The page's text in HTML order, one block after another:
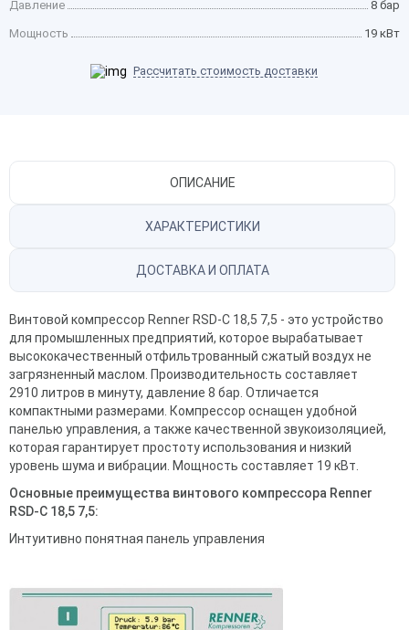
Давление 8 бар
Мощность 19 кВт
Рассчитать стоимость доставки
ОПИСАНИЕ
ХАРАКТЕРИСТИКИ
ДОСТАВКА И ОПЛАТА
Винтовой компрессор Renner RSD-C 18,5 7,5 - это устройство
для промышленных предприятий, которое вырабатывает
высококачественный отфильтрованный сжатый воздух не
загрязненный маслом. Производительность составляет
2910 литров в минуту, давление 8 бар. Отличается
компактными размерами. Компрессор оснащен удобной
панелью управления, а также качественной звукоизоляцией,
которая гарантирует простоту использования и низкий
уровень шума и вибрации. Мощность составляет 19 кВт.
Основные преимущества винтового компрессора Renner
RSD-C 18,5 7,5:
Интуитивно понятная панель управления